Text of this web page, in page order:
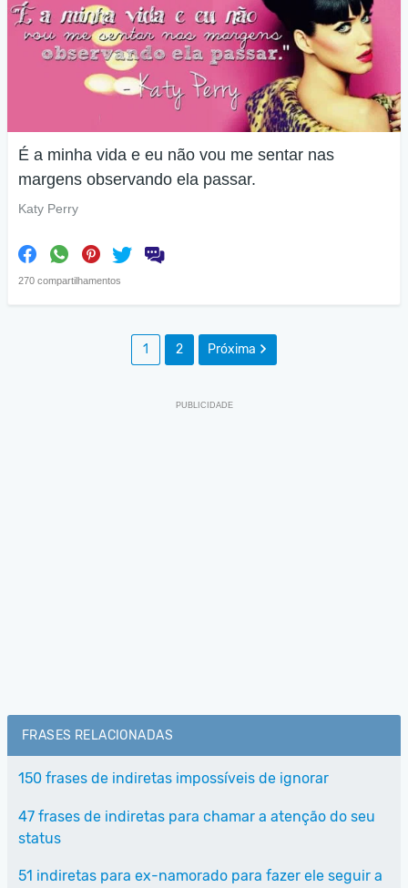
É a minha vida e eu não vou me sentar nas
margens observando ela passar.
Katy Perry
270 compartilhamentos
1 2 Próxima
FRASES RELACIONADAS
150 frases de indiretas impossíveis de ignorar
47 frases de indiretas para chamar a atenção do seu
status
51 indiretas para ex-namorado para fazer ele seguir a